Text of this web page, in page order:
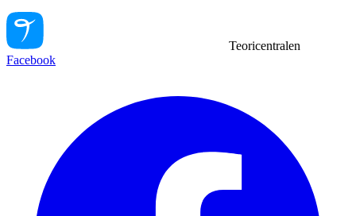
Teoricentralen
Facebook